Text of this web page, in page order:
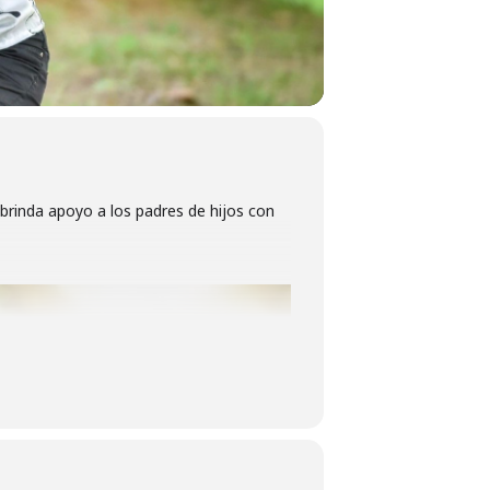
apoyo a los padres de hijos con